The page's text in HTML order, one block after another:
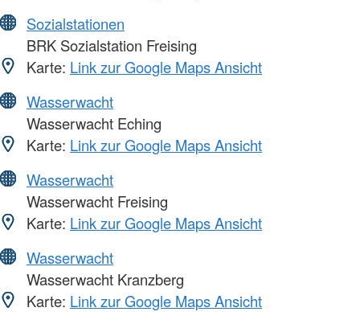
Sozialstationen
BRK Sozialstation Freising
Karte: Link zur Google Maps Ansicht
Wasserwacht
Wasserwacht Eching
Karte: Link zur Google Maps Ansicht
Wasserwacht
Wasserwacht Freising
Karte: Link zur Google Maps Ansicht
Wasserwacht
Wasserwacht Kranzberg
Karte: Link zur Google Maps Ansicht